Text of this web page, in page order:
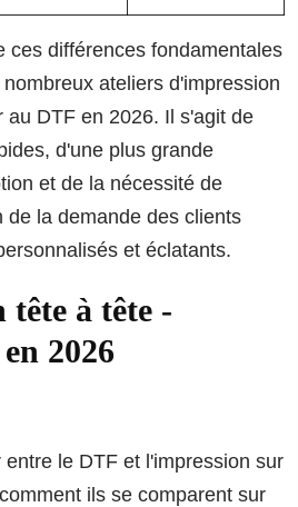
ces différences fondamentales
ateliers d'impression
au DTF en 2026. Il s'agit de
d'une plus grande
et de la nécessité de
de la demande des clients
et éclatants.
tête à tête -
2026
le DTF et l'impression sur
ils se comparent sur